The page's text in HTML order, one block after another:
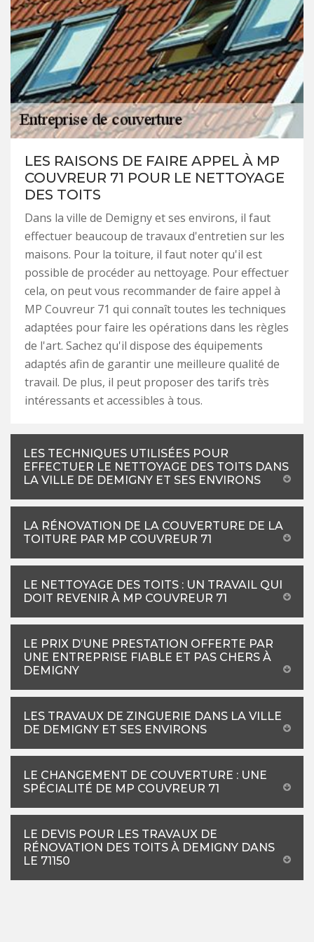
LES RAISONS DE FAIRE APPEL À MP
COUVREUR 71 POUR LE NETTOYAGE
DES TOITS
Dans la ville de Demigny et ses environs, il faut
effectuer beaucoup de travaux d'entretien sur les
maisons. Pour la toiture, il faut noter qu'il est
possible de procéder au nettoyage. Pour effectuer
cela, on peut vous recommander de faire appel à
MP Couvreur 71 qui connaît toutes les techniques
adaptées pour faire les opérations dans les règles
de l'art. Sachez qu'il dispose des équipements
adaptés afin de garantir une meilleure qualité de
travail. De plus, il peut proposer des tarifs très
intéressants et accessibles à tous.
LES TECHNIQUES UTILISÉES POUR
EFFECTUER LE NETTOYAGE DES TOITS DANS
LA VILLE DE DEMIGNY ET SES ENVIRONS
LA RÉNOVATION DE LA COUVERTURE DE LA
TOITURE PAR MP COUVREUR 71
LE NETTOYAGE DES TOITS : UN TRAVAIL QUI
DOIT REVENIR À MP COUVREUR 71
LE PRIX D’UNE PRESTATION OFFERTE PAR
UNE ENTREPRISE FIABLE ET PAS CHERS À
DEMIGNY
LES TRAVAUX DE ZINGUERIE DANS LA VILLE
DE DEMIGNY ET SES ENVIRONS
LE CHANGEMENT DE COUVERTURE : UNE
SPÉCIALITÉ DE MP COUVREUR 71
LE DEVIS POUR LES TRAVAUX DE
RÉNOVATION DES TOITS À DEMIGNY DANS
LE 71150